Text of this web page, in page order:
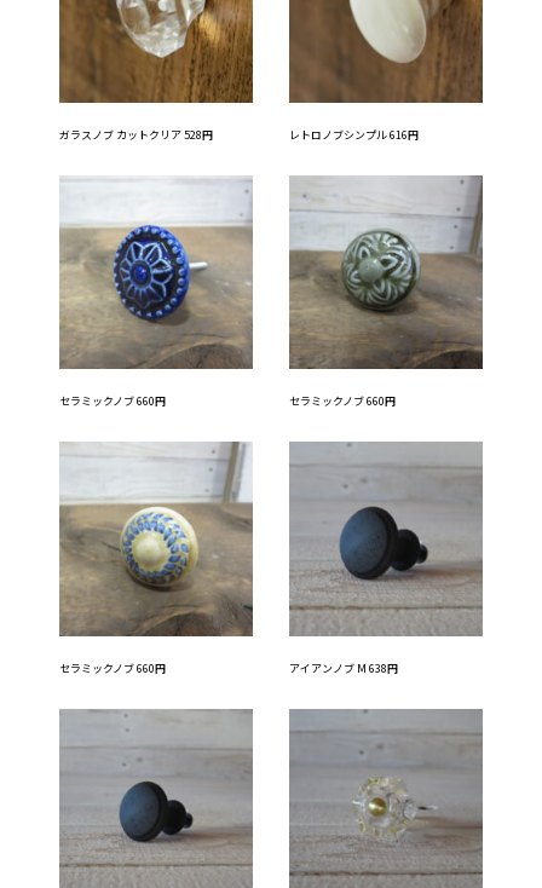
ガラスノブ カットクリア 528円 レトロノブシンプル 616円
セラミックノブ 660円 セラミックノブ 660円
セラミックノブ 660円 アイアンノブ M 638円